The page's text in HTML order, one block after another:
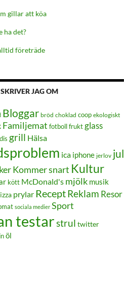
gillar att köa
ha det?
företräde
JAG OM
Bloggar bröd choklad coop ekologiskt
Familjemat fotboll frukt glass
grill Hälsa
ica iphone jerlov jul
Kommer snart Kultur
kött McDonald's mjölk musik
prylar ReceptReklam Resor
sociala medier Sport
testarstrul twitter
öl